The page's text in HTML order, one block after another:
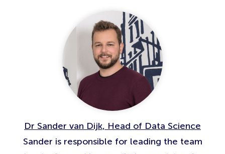
Dr Sander van Dijk, Head of Data Science
Sander is responsible for leading the team